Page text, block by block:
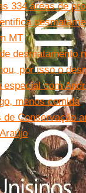
334 áreas de
MT
desmatamento
por isso o
com
menos comida
de Conservação